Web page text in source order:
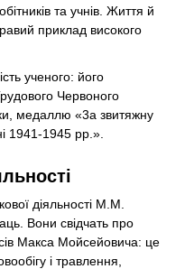
та учнів. Життя й
приклад високого
ученого: його
Червоного
медаллю «3а звитяжну
1941-1945 рр.».
діяльності М.М.
Вони свідчать про
Макса Мойсейовича: це
і травлення,